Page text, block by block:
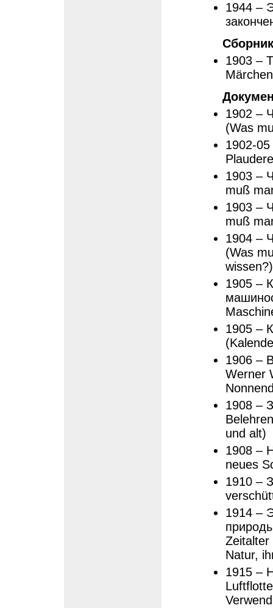
1944 –
1903 –
1902 –
(Was
1902-
1903 –
muß
1903 –
muß
1904 –
(Was
wissen?)
1905 –
1905 –
1906 –
Werner
1908 –
und alt)
1908 –
neues
1910 –
1914 –
Zeitalter
Natur,
1915 –